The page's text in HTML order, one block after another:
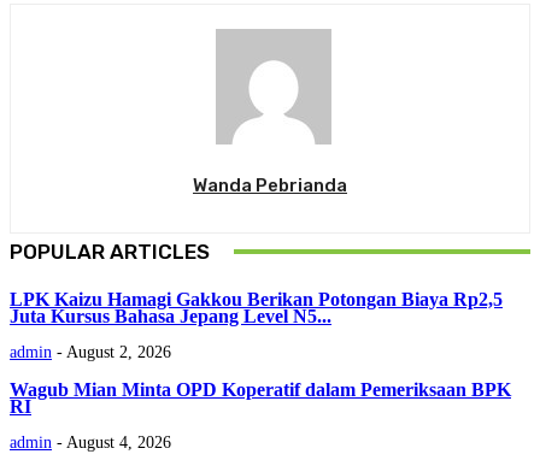
Wanda Pebrianda
POPULAR ARTICLES
LPK Kaizu Hamagi Gakkou Berikan Potongan Biaya Rp2,5
Juta Kursus Bahasa Jepang Level N5...
admin - August 2, 2026
Wagub Mian Minta OPD Koperatif dalam Pemeriksaan BPK
RI
admin - August 4, 2026